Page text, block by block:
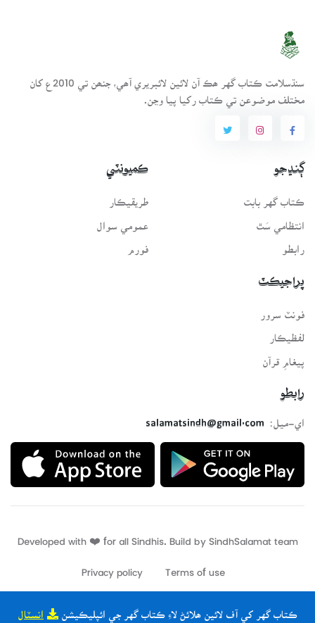
ڪتاب گهر کي آف لائين ھلائڻ لاءِ ڪتاب گهر جي ائپليڪيشن انسٽال
سنڌسلامت ڪتاب گهر ھڪ آن لائين لائبريري آھي، جنھن تي 2010ع کان
مختلف موضوعن تي ڪتاب رکيا پيا وڃن.
ڳنڍجو
ڪتاب گهر بابت
انتظامي سَٿ
رابطو
ڪميونٽي
طريقيڪار
عمومي سوال
فورم
پراجيڪٽ
لفظيڪار
پيغامِ قرآن
رابطو
اي-ميل:
salamatsindh@gmail.com
Developed with ❤️ for all Sindhis. Build by
Terms of use